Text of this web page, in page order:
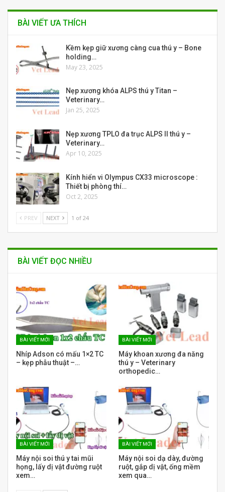
BÀI VIẾT ƯA THÍCH
Kềm kẹp giữ xương càng cua thú y – Bone
holding…
May 23, 2025
Nẹp xương khóa ALPS thú y Titan –
Veterinary…
Jan 25, 2025
Nẹp xương TPLO đa trục ALPS II thú y –
Veterinary…
Apr 10, 2025
Kính hiển vi Olympus CX33 microscope :
Thiết bị phòng thí…
Oct 2, 2025
PREV NEXT 1 of 24
BÀI VIẾT ĐỌC NHIỀU
BÀI VIẾT MỚI
Nhíp Adson có mấu 1×2 TC
– kẹp phẫu thuật –…
BÀI VIẾT MỚI
Máy khoan xương đa năng
thú y – Veterinary
orthopedic…
BÀI VIẾT MỚI
Máy nội soi thú y tai mũi
họng, lấy dị vật đường ruột
xem…
BÀI VIẾT MỚI
Máy nội soi dạ dày, đường
ruột, gắp dị vật, ống mềm
xem qua…